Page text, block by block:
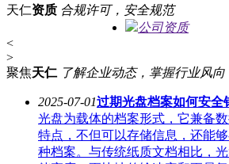
天仁资质 合规许可，安全规范
公司资质
<
>
聚焦天仁 了解企业动态，掌握行业风向
2025-07-01过期光盘档案如何安全
光盘为载体的档案形式，它兼备
特点，不但可以存储信息，还能
种档案。与传统纸质文档相比，